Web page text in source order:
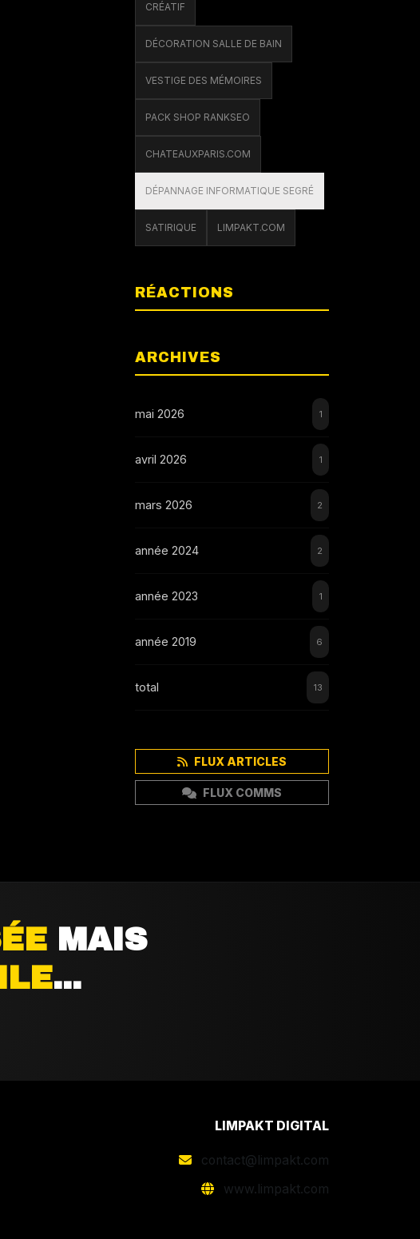
CRÉATIF
DÉCORATION SALLE DE BAIN
VESTIGE DES MÉMOIRES
PACK SHOP RANKSEO
CHATEAUXPARIS.COM
DÉPANNAGE INFORMATIQUE SEGRÉ
SATIRIQUE LIMPAKT.COM
RÉACTIONS
ARCHIVES
mai 2026 1
avril 2026 1
mars 2026 2
année 2024 2
année 2023 1
année 2019 6
total 13
FLUX ARTICLES
FLUX COMMS
MAIS
...
LIMPAKT DIGITAL
contact@limpakt.com
www.limpakt.com